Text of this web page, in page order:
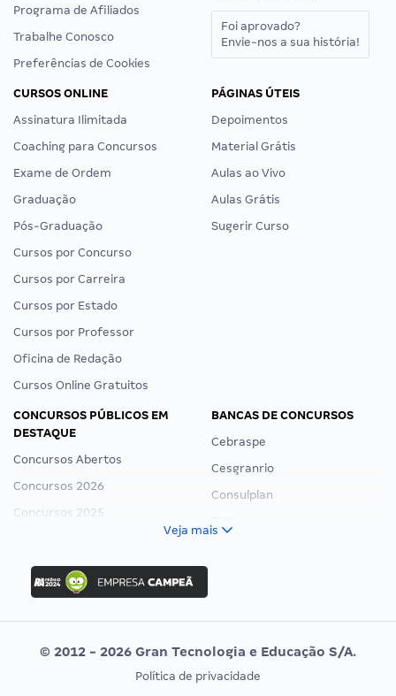
Programa de Afiliados
Trabalhe Conosco
Preferências de Cookies
Foi aprovado?
Envie-nos a sua história!
CURSOS ONLINE
Assinatura Ilimitada
Coaching para Concursos
Exame de Ordem
Graduação
Pós-Graduação
Cursos por Concurso
Cursos por Carreira
Cursos por Estado
Cursos por Professor
Oficina de Redação
Cursos Online Gratuitos
PÁGINAS ÚTEIS
Depoimentos
Material Grátis
Aulas ao Vivo
Aulas Grátis
Sugerir Curso
CONCURSOS PÚBLICOS EM
DESTAQUE
Concursos Abertos
Concursos 2026
Concursos 2025
Concurso Ibama
Concurso MPU
Editais publicados
BANCAS DE CONCURSOS
Cebraspe
Cesgranrio
Consulplan
Vunesp
CONCURSOS POR PROFISSÃO EXAME DE ORDEM
Veja mais
© 2012 - 2026 Gran Tecnologia e Educação S/A.
Política de privacidade